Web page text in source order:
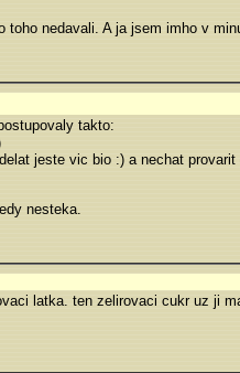
nedavali. A ja jsem imho v
takto:
jeste vic bio :) a nechat
nesteka.
latka. ten zelirovaci cukr uz ji